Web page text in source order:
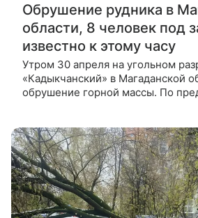
Обрушение рудника в
области, 8 человек под
известно к этому часу
Утром 30 апреля на угольном
«Кадыкчанский» в Магаданской
обрушение горной массы. По